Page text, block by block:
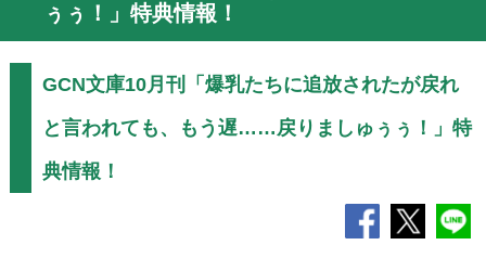
ぅぅ！」特典情報！
GCN文庫10月刊「爆乳たちに追放されたが戻れ
と言われても、もう遅……戻りましゅぅぅ！」特
典情報！